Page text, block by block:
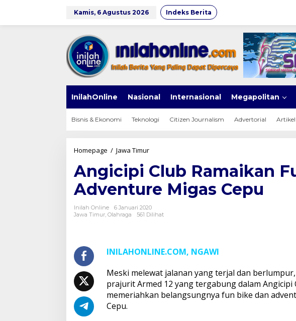
Kamis, 6 Agustus 2026 Indeks Berita
InilahOnline Nasional Internasional Megapolitan
Bisnis & Ekonomi Teknologi Citizen Journalism Advertorial Artikel
Homepage / Jawa TimurAngicipi
Ramaikan
Fun
Bike
dan
Adventure
Migas
Angicipi Club Ramaikan
Adventure Migas Cepu
Inilah Online
6 Januari 2020
Jawa Timur, Olahraga 561 Dilihat
INILAHONLINE.COM, NGAWI
Meski melewat jalanan yang terjal dan
prajurit Armed 12 yang tergabung dalam Angicipi
memeriahkan belangsungnya fun bike dan
Cepu.